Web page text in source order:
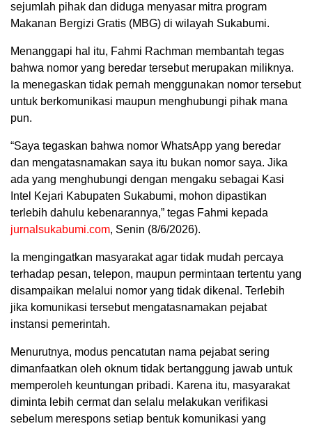
sejumlah pihak dan diduga menyasar mitra program
Makanan Bergizi Gratis (MBG) di wilayah Sukabumi.
Menanggapi hal itu, Fahmi Rachman membantah tegas
bahwa nomor yang beredar tersebut merupakan miliknya.
Ia menegaskan tidak pernah menggunakan nomor tersebut
untuk berkomunikasi maupun menghubungi pihak mana
pun.
“Saya tegaskan bahwa nomor WhatsApp yang beredar
dan mengatasnamakan saya itu bukan nomor saya. Jika
ada yang menghubungi dengan mengaku sebagai Kasi
Intel Kejari Kabupaten Sukabumi, mohon dipastikan
terlebih dahulu kebenarannya,” tegas Fahmi kepada
jurnalsukabumi.com, Senin (8/6/2026).
Ia mengingatkan masyarakat agar tidak mudah percaya
terhadap pesan, telepon, maupun permintaan tertentu yang
disampaikan melalui nomor yang tidak dikenal. Terlebih
jika komunikasi tersebut mengatasnamakan pejabat
instansi pemerintah.
Menurutnya, modus pencatutan nama pejabat sering
dimanfaatkan oleh oknum tidak bertanggung jawab untuk
memperoleh keuntungan pribadi. Karena itu, masyarakat
diminta lebih cermat dan selalu melakukan verifikasi
sebelum merespons setiap bentuk komunikasi yang